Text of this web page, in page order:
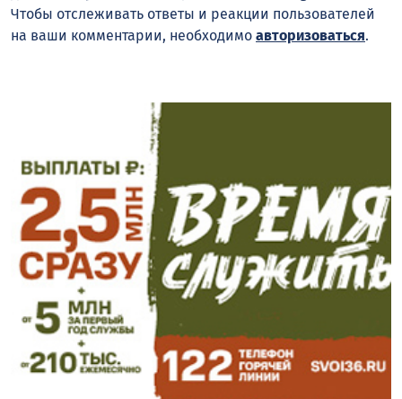
Чтобы отслеживать ответы и реакции пользователей
на ваши комментарии, необходимо авторизоваться.